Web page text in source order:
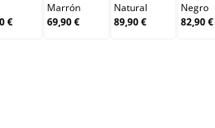
€
Marrón
69,90 €
Natural
89,90 €
Negro
82,90 €